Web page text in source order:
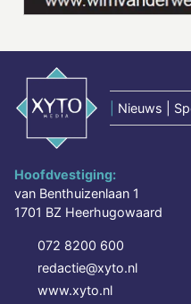
Nieuws |
Hoofdvestiging:
van Benthuizenlaan 1
1701 BZ Heerhugowaard
072 8200 600
redactie@xyto.nl
www.xyto.nl